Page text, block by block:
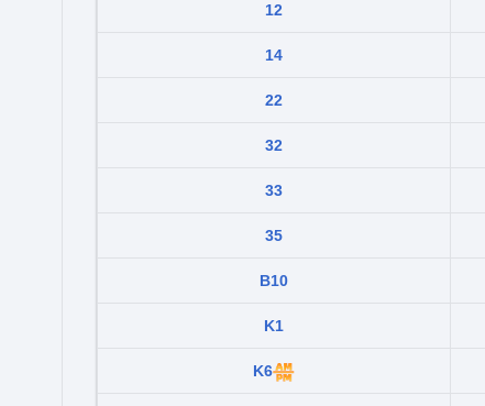
12
14
22
32
33
35
B10
K1
K6